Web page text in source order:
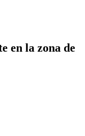
en la zona de